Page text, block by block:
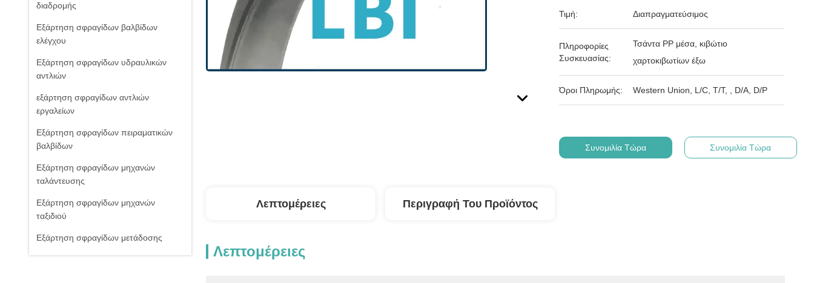
διαδρομής
Εξάρτηση σφραγίδων βαλβίδων
ελέγχου
Εξάρτηση σφραγίδων υδραυλικών
αντλιών
εξάρτηση σφραγίδων αντλιών
εργαλείων
Εξάρτηση σφραγίδων πειραματικών
βαλβίδων
Εξάρτηση σφραγίδων μηχανών
ταλάντευσης
Εξάρτηση σφραγίδων μηχανών
ταξιδιού
Εξάρτηση σφραγίδων μετάδοσης
Τιμή: Διαπραγματεύσιμος
Πληροφορίες
Συσκευασίας:
Τσάντα PP μέσα, κιβώτιο
χαρτοκιβωτίων έξω
Όροι Πληρωμής: Western Union, L/C, T/T, , D/A, D/P
Συνομιλία Τώρα Συνομιλία Τώρα
Λεπτομέρειες Περιγραφή Του Προϊόντος
Λεπτομέρειες